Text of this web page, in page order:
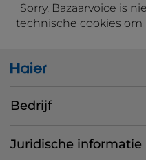
Sorry, Bazaarvoice is
technische cookies
Bedrijf
Juridische informatie